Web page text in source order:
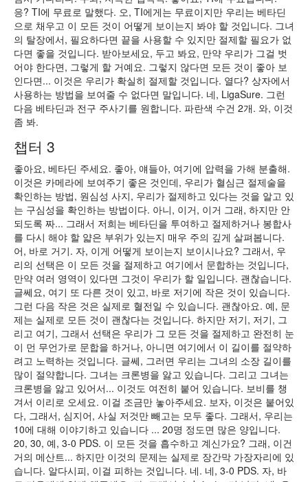
응? TI에 무료로 말했다. 오, TI에게는 무료이지만 우리는 베타딘
으로 채우고 이 모든 것이 어떻게 보이는지 봐야 할 것입니다. 그녀
의 탈장에서, 필요하다면 끝을 사용할 수 있지만 절제할 필요가 없
다면 좋을 것입니다. 받아보세요, 두고 봐요, 만약 우리가 그걸 벗
어야 한다면, 그렇게 할 거예요. 그렇지 않다면 모든 것이 좋아 보
인다면... 이것은 우리가 확실히 절제할 것입니다. 열다? 상자에서
사용하는 방법을 보여줄 수 없다면 말입니다. 네, LigaSure. 그런
다음 베타딘과 전구 주사기를 원합니다. 파란색 수건 2개. 와, 이것
좀 봐.
챕터 3
좋아요, 베타딘 주세요. 좋아, 얘들아, 여기에 압력을 가해 분출해.
이것은 카메라에 보여주기 좋은 것인데, 우리가 혈심근 절제술을
확인하는 방법, 원심성 사지, 우리가 절제하고 있다는 것을 알고 있
는 구심성을 확인하는 방법이다. 아니, 이거, 이거 그래, 하지만 안
되도록 짜... 그래서 저희는 베타딘을 투여하고 절제하거나 봉합사
를 다시 해야 할 얇은 부위가 있는지 매우 주의 깊게 살펴봅니다.
어, 바로 거기. 자, 이게 어떻게 보이는지 보이시나요? 그래서, 우
리의 선택은 이 모든 것을 절제하고 여기에서 문합하는 것입니다,
만약 여러 영역이 있다면 그것이 우리가 할 일입니다. 괜찮습니다.
글쎄요, 여기 또 다른 것이 있고, 바로 저기에 작은 것이 있습니다.
그런 다음 작은 것은 실제로 혈전일 수 있습니다. 괜찮아요. 예, 문
제는 실제로 모든 것이 괜찮다는 것입니다. 하지만 저기, 저기, 그
리고 여기, 그래서 선택은 우리가 그 모든 것을 절제하고 완전히 눈
이 먼 무언가로 문합을 하거나, 아니면 여기에서 이 길이를 절약하
려고 노력하는 것입니다. 글쎄, 그러면 우리는 그녀의 소장 길이를
많이 절약합니다. 그녀는 크론병을 앓고 있습니다. 그리고 그녀는
크론병을 앓고 있어서... 이것도 여전히 붙어 있습니다. 보비를 챙
겨서 이리로 오세요. 이걸 조금만 놓아주세요. 보자, 이것은 붙어있
다, 그래서, 심지어, 사실 저것만 빼고는 모두 좋다. 그래서, 우리는
10에 대해 이야기하고 있습니다 ... 20명 정도면 많은 양입니다.
20, 30, 예, 3-0 PDS. 이 모든 것을 흡수하고 계신가요? 그래, 이건
거의 메산트... 하지만 이것의 문제는 실제로 장간막 가장자리에 있
습니다. 알다시피, 이걸 피하는 것입니다. 네. 네, 3-0 PDS. 자, 바